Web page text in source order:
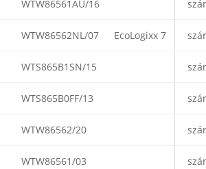
WTW86561AU/16
WTW86562NL/07 EcoLogixx 7
WTS865B1SN/15
WTS865B0FF/13
WTW86562/20
WTW86561/03